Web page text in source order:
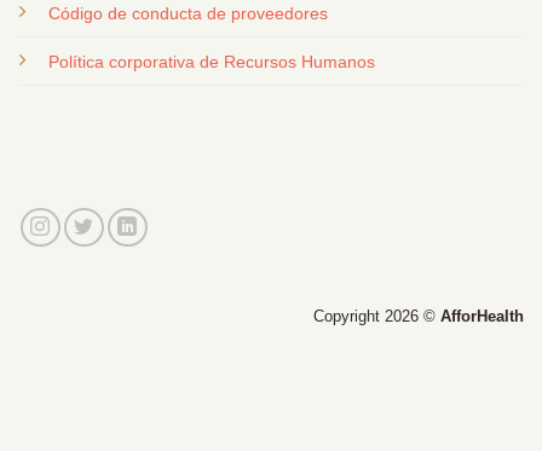
Código de conducta de proveedores
Política corporativa de Recursos Humanos
Copyright 2026 © AfforHealth